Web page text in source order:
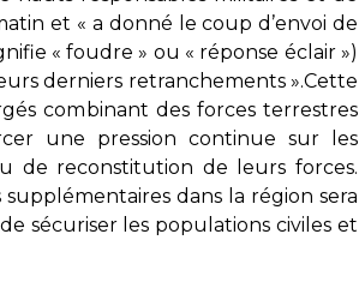
et « a donné le coup d’envoi de
« foudre » ou « réponse éclair »)
derniers retranchements ».Cette
combinant des forces terrestres
une pression continue sur les
de reconstitution de leurs forces.
dans la région sera
sécuriser les populations civiles et